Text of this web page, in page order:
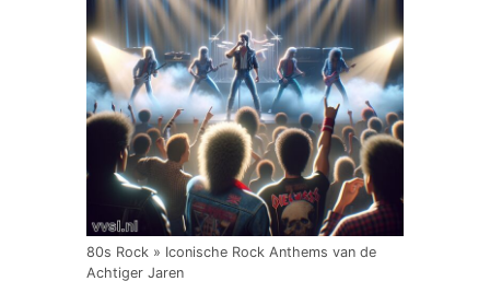
80s Rock » Iconische Rock Anthems van de
Achtiger Jaren